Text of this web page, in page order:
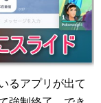
るアプリが出て